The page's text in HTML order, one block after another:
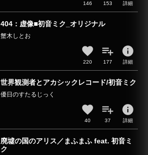
146 153 詳細
404：虚像■初音ミク_オリジナル
蟹木しとお
220 177
info
詳細
世界観測者とアカシックレコード/初音ミク
優日のすたるじっく
40 37
info
詳細
廃墟の国のアリス／まふまふ feat. 初音ミ
ク